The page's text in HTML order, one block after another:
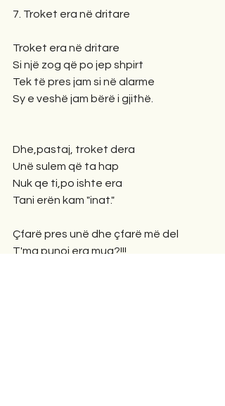
7. Troket era në dritare
Troket era në dritare
Si një zog që po jep shpirt
Tek të pres jam si në alarme
Sy e veshë jam bërë i gjithë.
Dhe,pastaj, troket dera
Unë sulem që ta hap
Nuk qe ti,po ishte era
Tani erën kam "inat."
Çfarë pres unë dhe çfarë më del
T'ma punoj era mua?!!!